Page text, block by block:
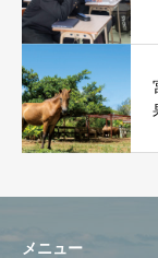
メニュー